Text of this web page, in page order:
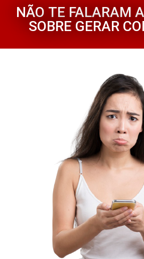
NÃO TE FALARAM
SOBRE GERAR